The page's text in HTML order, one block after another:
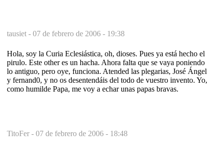
tausiet - 07 de febrero de 2006 - 19:38
Hola, soy la Curia Eclesiástica, oh, dioses. Pues ya está hecho el
pirulo. Este other es un hacha. Ahora falta que se vaya poniendo
lo antiguo, pero oye, funciona. Atended las plegarias, José Ángel
y fernand0, y no os desentendáis del todo de vuestro invento. Yo,
como humilde Papa, me voy a echar unas papas bravas.
TitoFer - 07 de febrero de 2006 - 18:48